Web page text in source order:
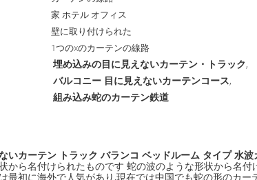
家 ホテル オフィス
壁に取り付けられた
1つのxのカーテンの線路
埋め込みの目に見えないカーテン・トラック,
バルコニー 目に見えないカーテンコース,
組み込み蛇のカーテン鉄道
いカーテン トラック バランコ ベッドルーム タイプ 水
から名付けられたものです 蛇の波のような形状から名付
最初に海外で人気があり,現在では中国でも蛇の形のカー